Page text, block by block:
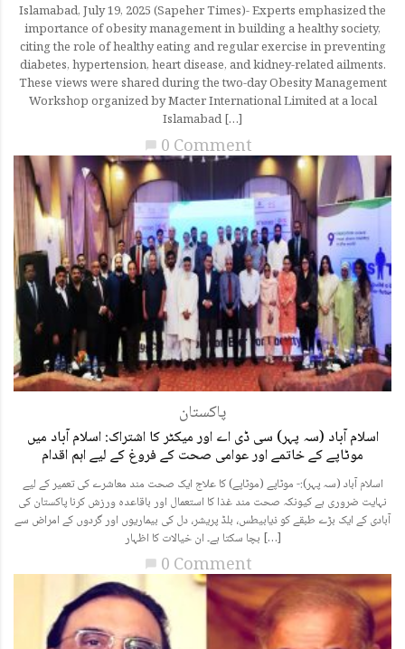
Islamabad, July 19, 2025 (Sapeher Times)- Experts emphasized the
importance of obesity management in building a healthy society,
citing the role of healthy eating and regular exercise in preventing
diabetes, hypertension, heart disease, and kidney-related ailments.
These views were shared during the two-day Obesity Management
Workshop organized by Macter International Limited at a local
Islamabad […]
chat_bubble 0 Comment
پاکستان
اسلام آباد (سہ پہر) سی ڈی اے اور میکٹر کا اشتراک: اسلام آباد میں
موٹاپے کے خاتمے اور عوامی صحت کے فروغ کے لیے اہم اقدام
اسلام آباد (سہ پہر):- موٹاپے (موٹاپے) کا علاج ایک صحت مند معاشرے کی تعمیر کے لیے
نہایت ضروری ہے کیونکہ صحت مند غذا کا استعمال اور باقاعدہ ورزش کرنا پاکستان کی
آبادی کے ایک بڑے طبقے کو ذیابیطس، بلڈ پریشر، دل کی بیماریوں اور گردوں کے امراض سے
بچا سکتا ہے۔ ان خیالات کا اظہار […]
chat_bubble 0 Comment